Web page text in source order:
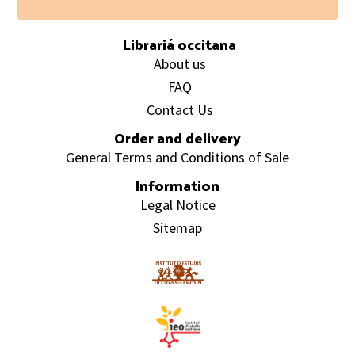
Footer
Librariá occitana
About us
FAQ
Contact Us
Order and delivery
General Terms and Conditions of Sale
Information
Legal Notice
Sitemap